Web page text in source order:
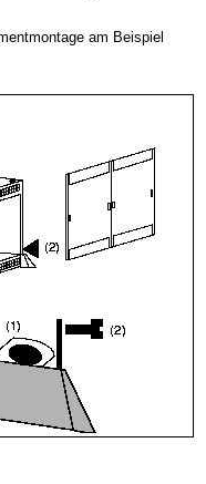
am Beispiel